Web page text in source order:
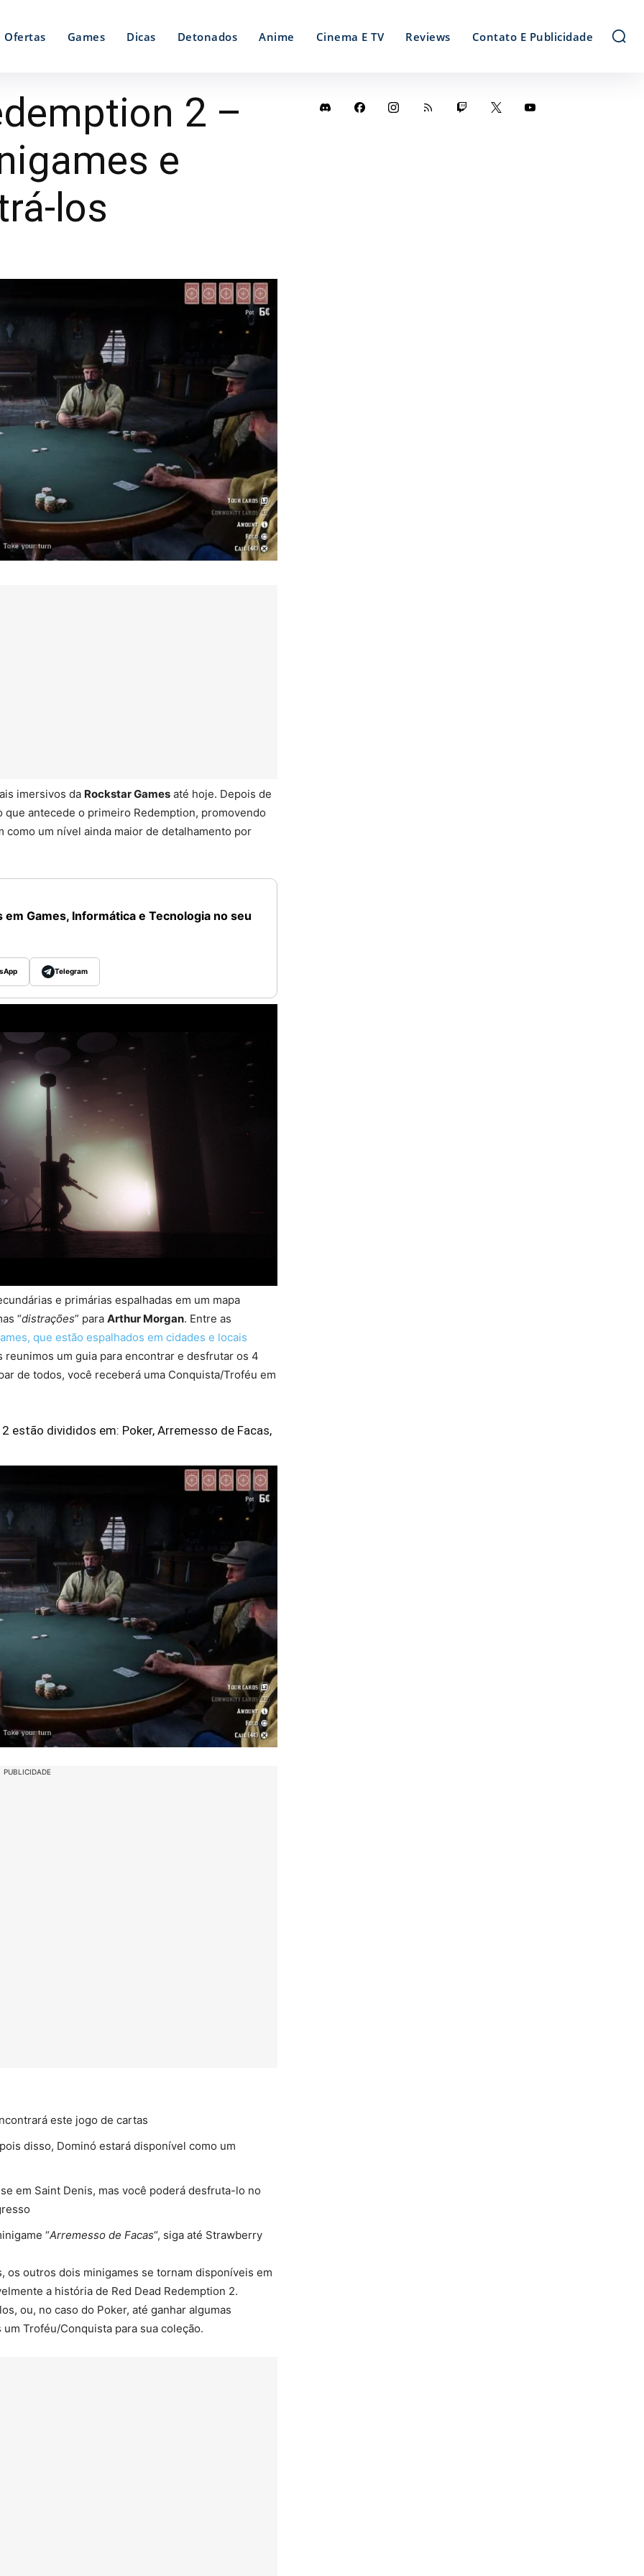
Ofertas Games Dicas Detonados Anime Cinema E TV Reviews Contato E Publicidade
2 –
e
los
imersivos da Rockstar Games até hoje. Depois de
que antecede o primeiro Redemption, promovendo
como um nível ainda maior de detalhamento por
Games, Informática e Tecnologia no seu
Telegram
e primárias espalhadas em um mapa
“distrações” para Arthur Morgan. Entre as
que estão espalhados em cidades e locais
reunimos um guia para encontrar e desfrutar os 4
de todos, você receberá uma Conquista/Troféu em
estão divididos em: Poker, Arremesso de Facas,
PUBLICIDADE
este jogo de cartas
disso, Dominó estará disponível como um
em Saint Denis, mas você poderá desfruta-lo no
“Arremesso de Facas“, siga até Strawberry
os outros dois minigames se tornam disponíveis em
a história de Red Dead Redemption 2.
ou, no caso do Poker, até ganhar algumas
Troféu/Conquista para sua coleção.